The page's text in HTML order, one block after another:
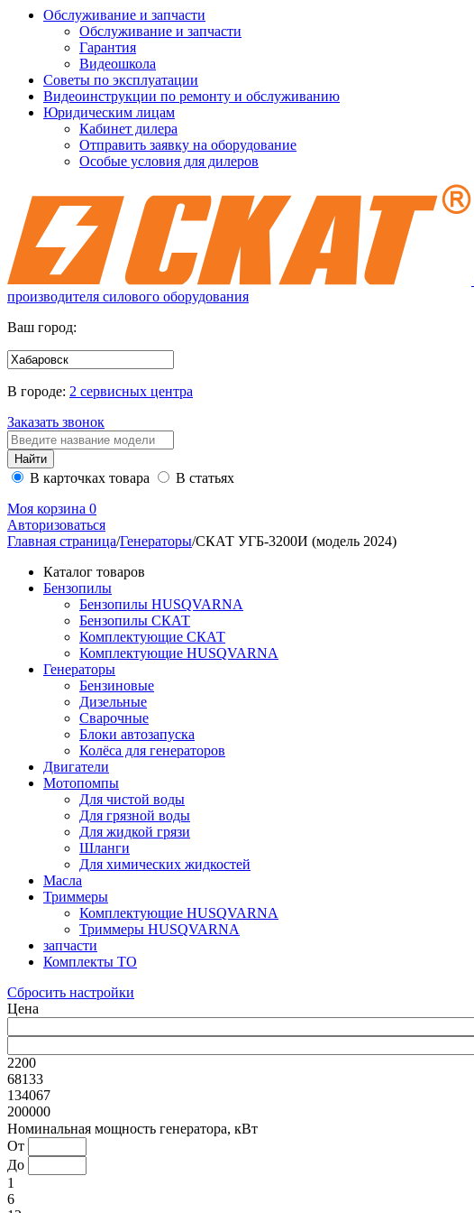
Обслуживание и запчасти
Обслуживание и запчасти
Гарантия
Видеошкола
Советы по эксплуатации
Видеоинструкции по ремонту и обслуживанию
Юридическим лицам
Кабинет дилера
Отправить заявку на оборудование
Особые условия для дилеров
производителя силового оборудования
Ваш город:
В городе: 2 сервисных центра
Заказать звонок
В карточках товара
В статьях
Моя корзина 0
Авторизоваться
Главная страница/Генераторы/СКАТ УГБ-3200И (модель 2024)
Каталог товаров
Бензопилы
Бензопилы HUSQVARNA
Бензопилы СКАТ
Комплектующие СКАТ
Комплектующие HUSQVARNA
Генераторы
Бензиновые
Дизельные
Сварочные
Блоки автозапуска
Колёса для генераторов
Двигатели
Мотопомпы
Для чистой воды
Для грязной воды
Для жидкой грязи
Шланги
Для химических жидкостей
Масла
Триммеры
Комплектующие HUSQVARNA
Триммеры HUSQVARNA
запчасти
Комплекты ТО
Сбросить настройки
Цена
2200
68133
134067
200000
Номинальная мощность генератора, кВт
От
До
1
6